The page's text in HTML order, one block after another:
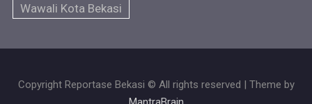
Wawali Kota Bekasi
Copyright Reportase Bekasi © All rights reserved | Theme by